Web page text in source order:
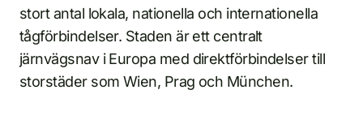
stort antal lokala, nationella och internationella
tågförbindelser. Staden är ett centralt
järnvägsnav i Europa med direktförbindelser till
storstäder som Wien, Prag och München.